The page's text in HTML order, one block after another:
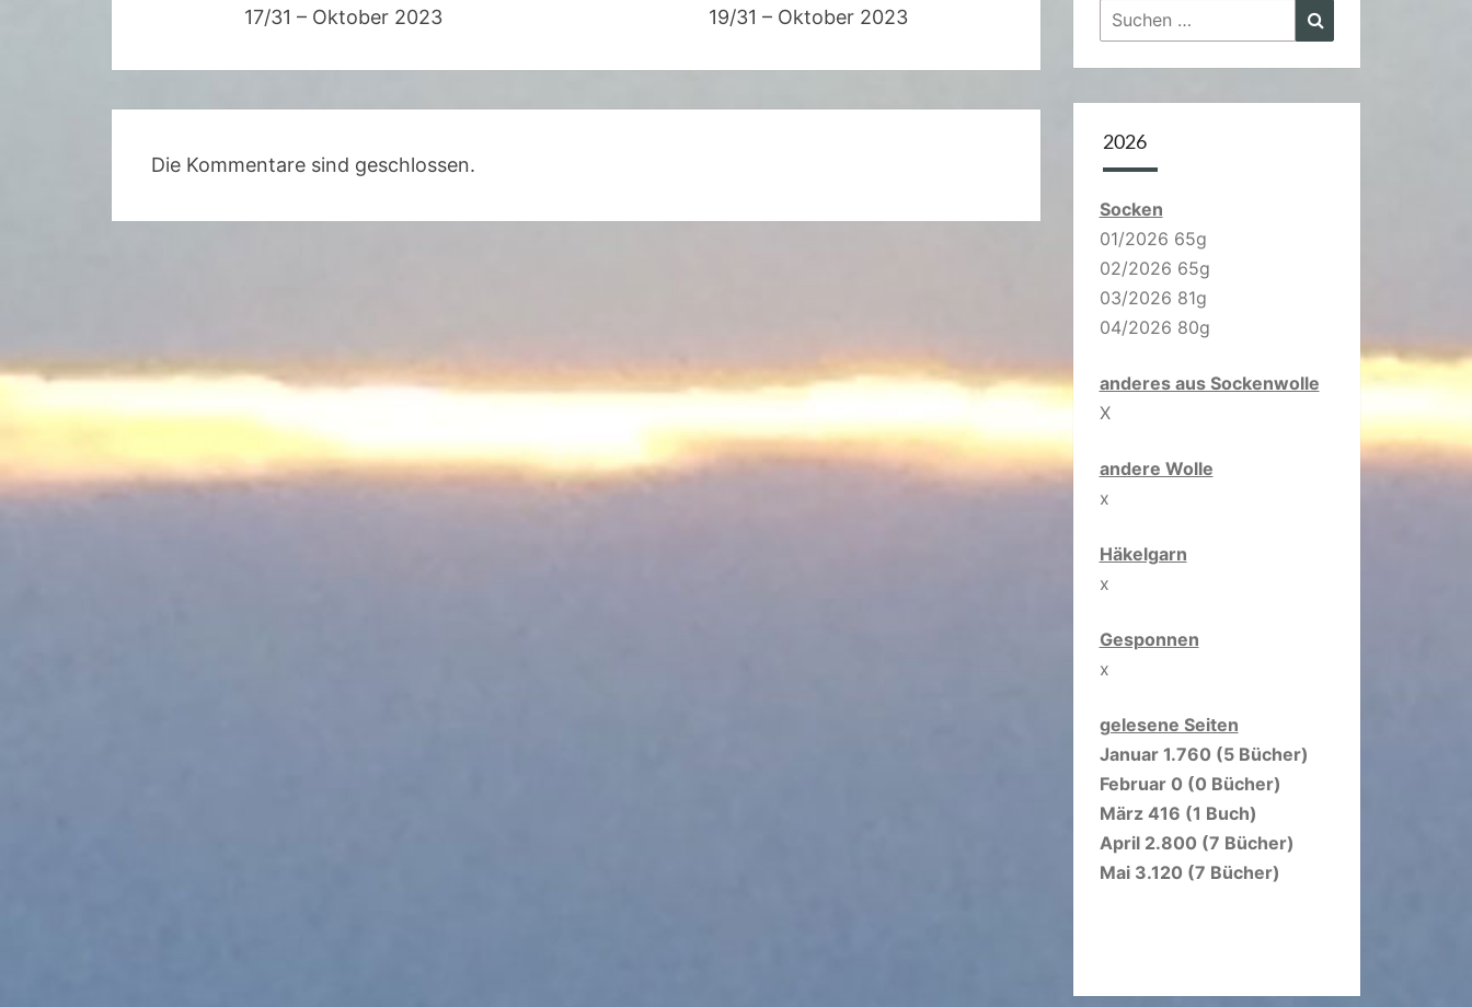
17/31 – Oktober 2023 19/31 – Oktober 2023
Die Kommentare sind geschlossen.
Suchen
nach:
2026
Socken
01/2026 65g
02/2026 65g
03/2026 81g
04/2026 80g
anderes aus Sockenwolle
X
andere Wolle
x
Häkelgarn
x
Gesponnen
x
gelesene Seiten
Januar 1.760 (5 Bücher)
Februar 0 (0 Bücher)
März 416 (1 Buch)
April 2.800 (7 Bücher)
Mai 3.120 (7 Bücher)